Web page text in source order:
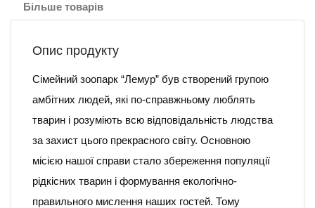
Більше товарів
Опис продукту
Сімейний зоопарк “Лемур” був створений групою
амбітних людей, які по-справжньому люблять
тварин і розуміють всю відповідальність людства
за захист цього прекрасного світу. Основною
місією нашої справи стало збереження популяції
рідкісних тварин і формування екологічно-
правильного мислення наших гостей. Тому